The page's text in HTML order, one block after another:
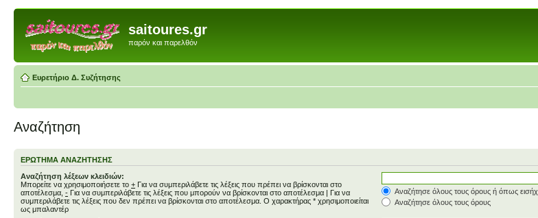
saitoures.gr
παρόν και παρελθόν
Ευρετήριο Δ. Συζήτησης
Αναζήτηση
ΕΡΏΤΗΜΑ ΑΝΑΖΉΤΗΣΗΣ
Αναζήτηση λέξεων κλειδιών:
Μπορείτε να χρησιμοποιήσετε το + Για να συμπεριλάβετε τις λέξεις που πρέπει να βρίσκονται στο
αποτέλεσμα, - Για να συμπεριλάβετε τις λέξεις που μπορούν να βρίσκονται στο αποτέλεσμα | Για να
συμπεριλάβετε τις λέξεις που δεν πρέπει να βρίσκονται στο αποτέλεσμα. Ο χαρακτήρας * χρησιμοποιείται
ως μπαλαντέρ
Αναζήτησε όλους τους όρους ή όπως
Αναζήτησε όλους τους όρους